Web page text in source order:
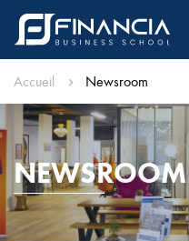
Accueil Newsroom
NEWSROOM